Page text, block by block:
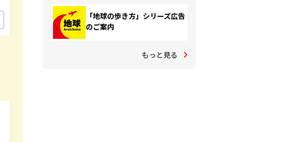
「地球の歩き方」シリーズ広告
のご案内
もっと見る